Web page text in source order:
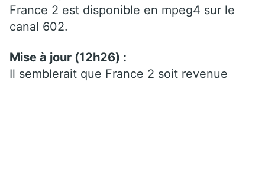
France 2 est disponible en mpeg4 sur le
canal 602.
Mise à jour (12h26) :
Il semblerait que France 2 soit revenue